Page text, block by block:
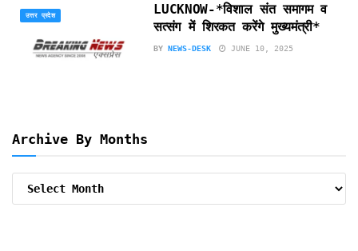
उत्तर प्रदेश
LUCKNOW-*विशाल संत समागम व
सत्संग में शिरकत करेंगे मुख्यमंत्री*
BY NEWS-DESK JUNE 10, 2025
Archive By Months